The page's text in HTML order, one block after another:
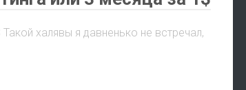
халявы я давненько не встречал,